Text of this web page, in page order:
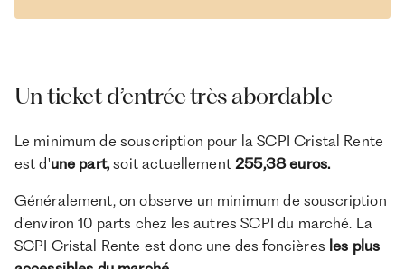
Un ticket d’entrée très abordable
Le minimum de souscription pour la SCPI Cristal Rente
est d'une part, soit actuellement255,38 euros.
Généralement, on observe un minimum de souscription
d'environ 10 parts chez les autres SCPI du marché. La
SCPI Cristal Rente est donc une des foncières les plus